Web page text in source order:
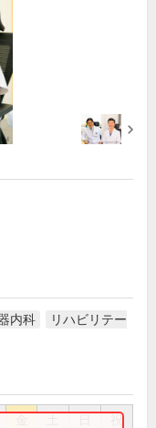
内科
リハビリテー
祝